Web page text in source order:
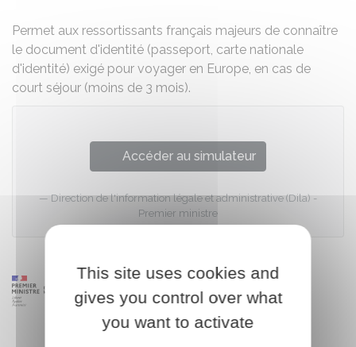
Permet aux ressortissants français majeurs de connaître
le document d'identité (passeport, carte nationale
d'identité) exigé pour voyager en Europe, en cas de
court séjour (moins de 3 mois).
Accéder au simulateur
Direction de l'information légale et administrative (Dila) -
Premier ministre
This site uses cookies and
gives you control over what
you want to activate